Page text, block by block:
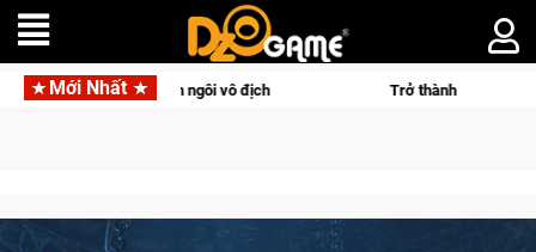
Mới Nhất
Team Falcons lên ngôi vô địch Trở thành "Đại ca Mèo"